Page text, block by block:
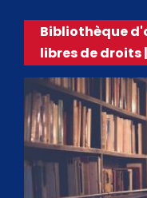
Bibliothèque
libres de droits